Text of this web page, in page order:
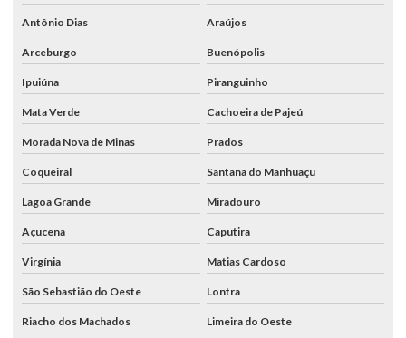
Antônio Dias Araújos
Arceburgo Buenópolis
Ipuiúna Piranguinho
Mata Verde Cachoeira de Pajeú
Morada Nova de Minas Prados
Coqueiral Santana do Manhuaçu
Lagoa Grande Miradouro
Açucena Caputira
Virgínia Matias Cardoso
São Sebastião do Oeste Lontra
Riacho dos Machados Limeira do Oeste